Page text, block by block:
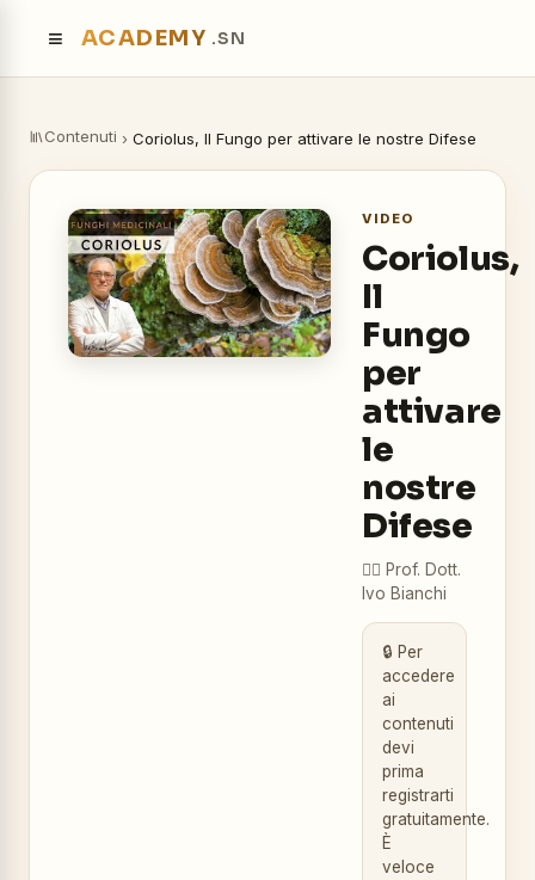
≡ ACADEMY .SN
Contenuti › Coriolus, Il Fungo per attivare le nostre Difese
VIDEO
Coriolus,
Il
Fungo
per
attivare
le
nostre
Difese
👨‍⚕️ Prof. Dott.
Ivo Bianchi
🔒 Per
accedere
ai
contenuti
devi
prima
registrarti
gratuitamente.
È
veloce